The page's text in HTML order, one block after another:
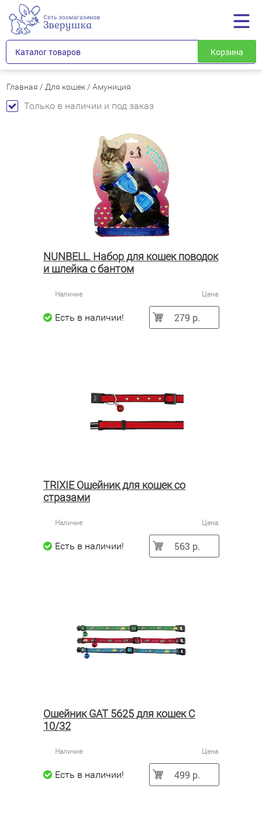
Каталог товаров Корзина
Главная / Для кошек /Амуниция
Только в наличии и под заказ
NUNBELL. Набор для кошек поводок
и шлейка с бантом
Наличие Цена
Есть в наличии! 279 р.
TRIXIE Ошейник для кошек со
стразами
Наличие Цена
Есть в наличии! 563 р.
Ошейник GAT 5625 для кошек C
10/32
Наличие Цена
Есть в наличии! 499 р.